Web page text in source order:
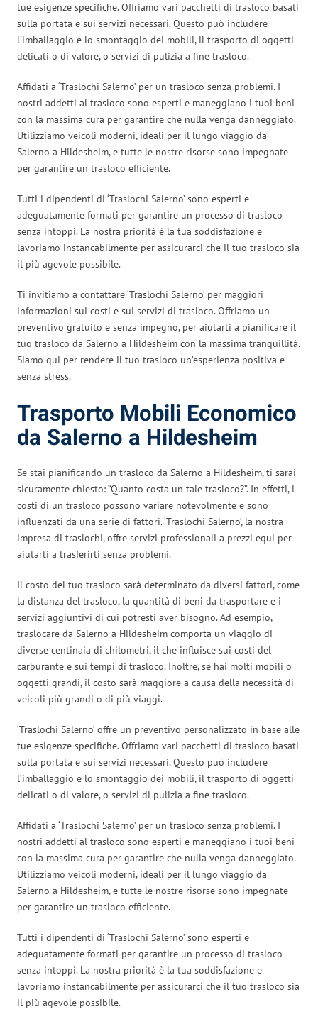
tue esigenze specifiche. Offriamo vari pacchetti di trasloco basati
sulla portata e sui servizi necessari. Questo può includere
l’imballaggio e lo smontaggio dei mobili, il trasporto di oggetti
delicati o di valore, o servizi di pulizia a fine trasloco.
Affidati a ‘Traslochi Salerno’ per un trasloco senza problemi. I
nostri addetti al trasloco sono esperti e maneggiano i tuoi beni
con la massima cura per garantire che nulla venga danneggiato.
Utilizziamo veicoli moderni, ideali per il lungo viaggio da
Salerno a Hildesheim, e tutte le nostre risorse sono impegnate
per garantire un trasloco efficiente.
Tutti i dipendenti di ‘Traslochi Salerno’ sono esperti e
adeguatamente formati per garantire un processo di trasloco
senza intoppi. La nostra priorità è la tua soddisfazione e
lavoriamo instancabilmente per assicurarci che il tuo trasloco sia
il più agevole possibile.
Ti invitiamo a contattare ‘Traslochi Salerno’ per maggiori
informazioni sui costi e sui servizi di trasloco. Offriamo un
preventivo gratuito e senza impegno, per aiutarti a pianificare il
tuo trasloco da Salerno a Hildesheim con la massima tranquillità.
Siamo qui per rendere il tuo trasloco un’esperienza positiva e
senza stress.
Trasporto Mobili Economico
da Salerno a Hildesheim
Se stai pianificando un trasloco da Salerno a Hildesheim, ti sarai
sicuramente chiesto: “Quanto costa un tale trasloco?”. In effetti, i
costi di un trasloco possono variare notevolmente e sono
influenzati da una serie di fattori. ‘Traslochi Salerno’, la nostra
impresa di traslochi, offre servizi professionali a prezzi equi per
aiutarti a trasferirti senza problemi.
Il costo del tuo trasloco sarà determinato da diversi fattori, come
la distanza del trasloco, la quantità di beni da trasportare e i
servizi aggiuntivi di cui potresti aver bisogno. Ad esempio,
traslocare da Salerno a Hildesheim comporta un viaggio di
diverse centinaia di chilometri, il che influisce sui costi del
carburante e sui tempi di trasloco. Inoltre, se hai molti mobili o
oggetti grandi, il costo sarà maggiore a causa della necessità di
veicoli più grandi o di più viaggi.
‘Traslochi Salerno’ offre un preventivo personalizzato in base alle
tue esigenze specifiche. Offriamo vari pacchetti di trasloco basati
sulla portata e sui servizi necessari. Questo può includere
l’imballaggio e lo smontaggio dei mobili, il trasporto di oggetti
delicati o di valore, o servizi di pulizia a fine trasloco.
Affidati a ‘Traslochi Salerno’ per un trasloco senza problemi. I
nostri addetti al trasloco sono esperti e maneggiano i tuoi beni
con la massima cura per garantire che nulla venga danneggiato.
Utilizziamo veicoli moderni, ideali per il lungo viaggio da
Salerno a Hildesheim, e tutte le nostre risorse sono impegnate
per garantire un trasloco efficiente.
Tutti i dipendenti di ‘Traslochi Salerno’ sono esperti e
adeguatamente formati per garantire un processo di trasloco
senza intoppi. La nostra priorità è la tua soddisfazione e
lavoriamo instancabilmente per assicurarci che il tuo trasloco sia
il più agevole possibile.